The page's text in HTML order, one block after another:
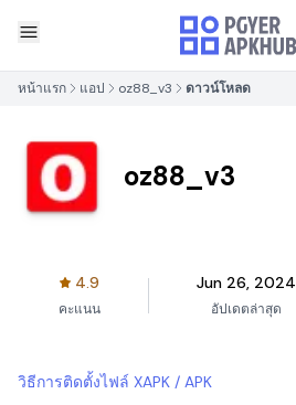
หน้าแรก แอป oz88_v3 ดาวน์โหลด
oz88_v3
4.9
คะแนน
Jun 26, 2024
อัปเดตล่าสุด
วิธีการติดตั้งไฟล์ XAPK / APK